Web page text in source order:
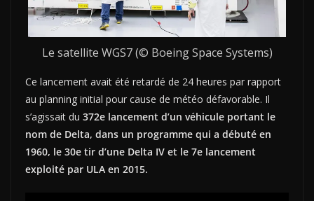
Le satellite WGS7 (© Boeing Space Systems)
Ce lancement avait été retardé de 24 heures par rapport
au planning initial pour cause de météo défavorable. Il
s’agissait du 372e lancement d’un véhicule portant le
nom de Delta, dans un programme qui a débuté en
1960, le 30e tir d’une Delta IV et le 7e lancement
exploité par ULA en 2015.